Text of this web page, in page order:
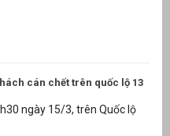
cán chết trên quốc lộ 13
ngày 15/3, trên Quốc lộ